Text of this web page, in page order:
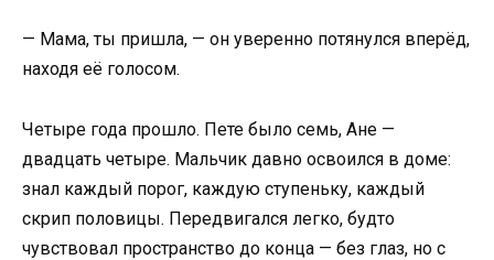
— Мама, ты пришла, — он уверенно потянулся вперёд,
находя её голосом.
Четыре года прошло. Пете было семь, Ане —
двадцать четыре. Мальчик давно освоился в доме:
знал каждый порог, каждую ступеньку, каждый
скрип половицы. Передвигался легко, будто
чувствовал пространство до конца — без глаз, но с